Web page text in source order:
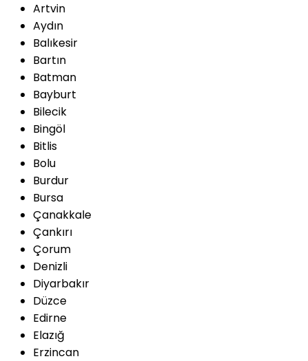
Artvin
Aydın
Balıkesir
Bartın
Batman
Bayburt
Bilecik
Bingöl
Bitlis
Bolu
Burdur
Bursa
Çanakkale
Çankırı
Çorum
Denizli
Diyarbakır
Düzce
Edirne
Elazığ
Erzincan